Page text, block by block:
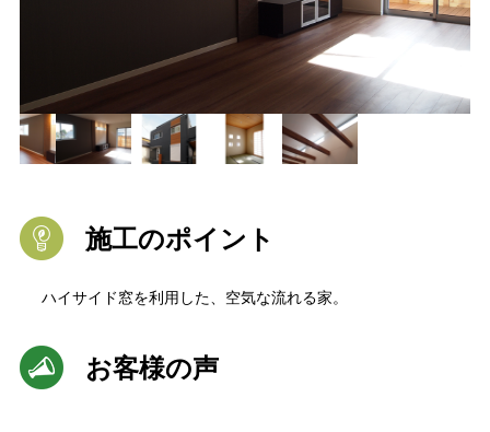
施工のポイント
ハイサイド窓を利用した、空気な流れる家。
お客様の声